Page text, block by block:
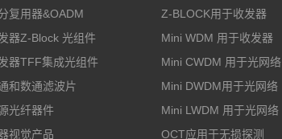
复用器&OADM
器Z-Block 光组件
器TFF集成光组件
和数通滤波片
光纤器件
视觉产品
Z-BLOCK用于收发器
Mini WDM 用于收发器
Mini CWDM 用于光网络
Mini DWDM用于光网络
Mini LWDM 用于光网络
OCT应用于无损探测